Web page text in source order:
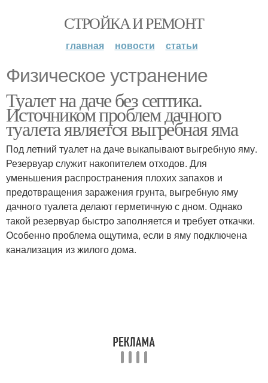
СТРОЙКА И РЕМОНТ
главная новости статьи
Физическое устранение
Туалет на даче без септика.
Источником проблем дачного
туалета является выгребная яма
Под летний туалет на даче выкапывают выгребную яму.
Резервуар служит накопителем отходов. Для
уменьшения распространения плохих запахов и
предотвращения заражения грунта, выгребную яму
дачного туалета делают герметичную с дном. Однако
такой резервуар быстро заполняется и требует откачки.
Особенно проблема ощутима, если в яму подключена
канализация из жилого дома.